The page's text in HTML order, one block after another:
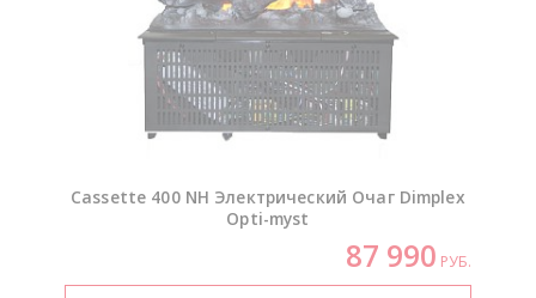
Cassette 400 NH Электрический Очаг Dimplex
Opti-myst
87 990 РУБ.